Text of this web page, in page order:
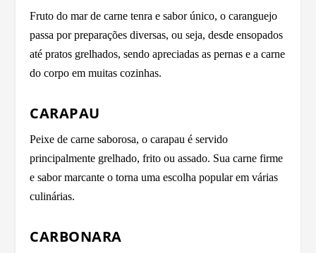
Fruto do mar de carne tenra e sabor único, o caranguejo
passa por preparações diversas, ou seja, desde ensopados
até pratos grelhados, sendo apreciadas as pernas e a carne
do corpo em muitas cozinhas.
CARAPAU
Peixe de carne saborosa, o carapau é servido
principalmente grelhado, frito ou assado. Sua carne firme
e sabor marcante o torna uma escolha popular em várias
culinárias.
CARBONARA